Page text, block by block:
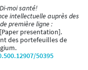
Di-moi santé!
intellectuelle auprès des
première ligne :
[Paper presentation].
des portefeuilles de
50395